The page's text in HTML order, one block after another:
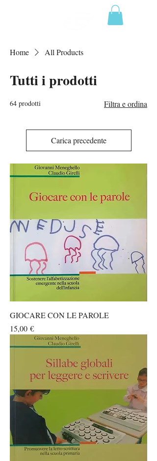
Home All Products
Tutti i prodotti
64 prodotti Filtra e ordina
Carica precedente
GIOCARE CON LE PAROLE
Prezzo
15,00 €